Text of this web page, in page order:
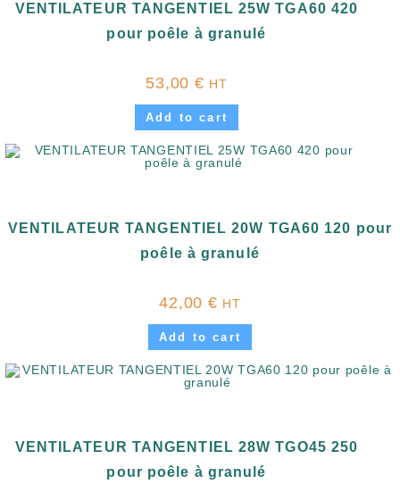
VENTILATEUR TANGENTIEL 25W TGA60 420
pour poêle à granulé
53,00 € HT
Add to cart
VENTILATEUR TANGENTIEL 20W TGA60 120 pour
poêle à granulé
42,00 € HT
Add to cart
VENTILATEUR TANGENTIEL 28W TGO45 250
pour poêle à granulé